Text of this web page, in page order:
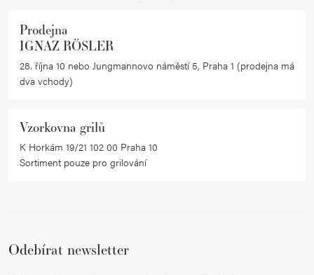
u
Prodejna
IGNAZ RÖSLER
28. října 10 nebo Jungmannovo náměstí 5, Praha 1 (prodejna má
dva vchody)
Vzorkovna grilů
K Horkám 19/21 102 00 Praha 10
Sortiment pouze pro grilování
Odebírat newsletter